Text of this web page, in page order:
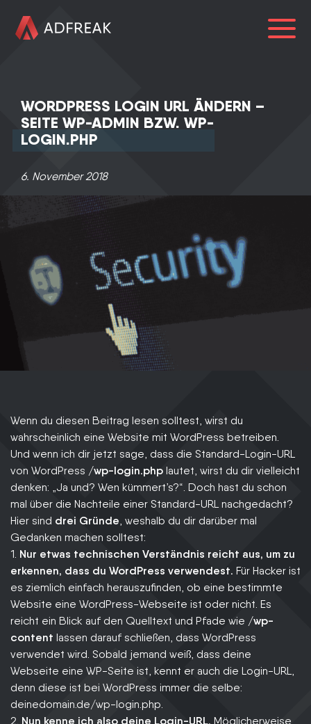
ÜBER UNS
BLOG
0241 91999963
Termin vereinbaren
WORDPRESS LOGIN URL ÄNDERN –
SEITE WP-ADMIN BZW. WP-
LOGIN.PHP
6. November 2018
Wenn du diesen Beitrag lesen solltest, wirst du
wahrscheinlich eine Website mit WordPress betreiben.
Und wenn ich dir jetzt sage, dass die Standard-Login-URL
von WordPress /wp-login.php lautet, wirst du dir vielleicht
denken: „Ja und? Wen kümmert’s?“. Doch hast du schon
mal über die Nachteile einer Standard-URL nachgedacht?
Hier sind drei Gründe, weshalb du dir darüber mal
Gedanken machen solltest:
1. Nur etwas technischen Verständnis reicht aus, um zu
erkennen, dass du WordPress verwendest. Für Hacker ist
es ziemlich einfach herauszufinden, ob eine bestimmte
Website eine WordPress-Webseite ist oder nicht. Es
reicht ein Blick auf den Quelltext und Pfade wie /wp-
content lassen darauf schließen, dass WordPress
verwendet wird. Sobald jemand weiß, dass deine
Webseite eine WP-Seite ist, kennt er auch die Login-URL,
denn diese ist bei WordPress immer die selbe:
deinedomain.de/wp-login.php.
2. Nun kenne ich also deine Login-URL. Möglicherweise